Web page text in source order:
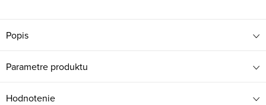
Popis
Parametre produktu
Hodnotenie